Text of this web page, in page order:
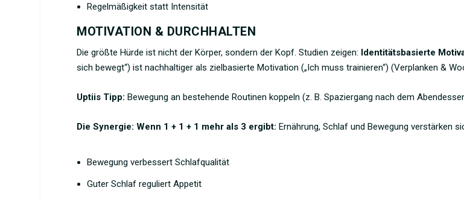
Regelmäßigkeit statt Intensität
MOTIVATION & DURCHHALTEN
Die größte Hürde ist nicht der Körper, sondern der Kopf. Studien zeigen: Identitätsbasierte
sich bewegt“) ist nachhaltiger als zielbasierte Motivation („Ich muss trainieren“) (Verplanken &
Uptiis Tipp: Bewegung an bestehende Routinen koppeln (z. B. Spaziergang nach dem
Die Synergie: Wenn 1 + 1 + 1 mehr als 3 ergibt:Ernährung, Schlaf und Bewegung verstärken
Bewegung verbessertSchlafqualität
Guter Schlaf reguliert Appetit